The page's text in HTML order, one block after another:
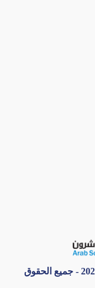
الدار العربية للعلوم 1987-2026 - جميع الحقوق